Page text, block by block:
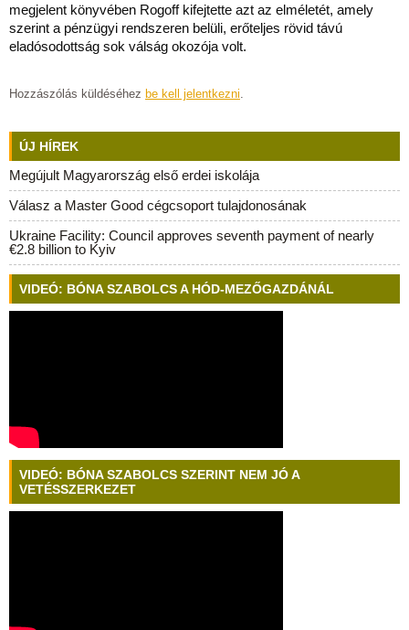
megjelent könyvében Rogoff kifejtette azt az elméletét, amely
szerint a pénzügyi rendszeren belüli, erőteljes rövid távú
eladósodottság sok válság okozója volt.
Hozzászólás küldéséhez be kell jelentkezni.
ÚJ HÍREK
Megújult Magyarország első erdei iskolája
Válasz a Master Good cégcsoport tulajdonosának
Ukraine Facility: Council approves seventh payment of nearly
€2.8 billion to Kyiv
VIDEÓ: BÓNA SZABOLCS A HÓD-MEZŐGAZDÁNÁL
VIDEÓ: BÓNA SZABOLCS SZERINT NEM JÓ A
VETÉSSZERKEZET